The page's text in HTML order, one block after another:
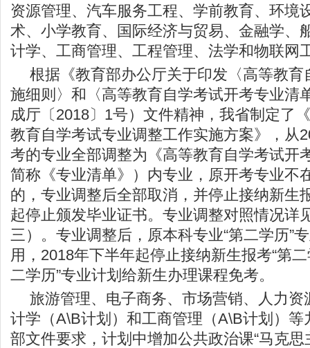
资源管理、汽车服务工程、学前教育、环境
术、小学教育、国际经济与贸易、金融学、
计学、工商管理、工程管理、法学和物联网
根据《教育部办公厅关于印发〈高等教育
施细则〉和〈高等教育自学考试开考专业清
成厅〔2018〕1号）文件精神，我省制定了
教育自学考试专业调整工作实施方案》，从
考的专业全部调整为《高等教育自学考试开
简称《专业清单》）内专业，原开考专业不
的，专业调整后全部取消，并停止接纳新生
起停止颁发毕业证书。专业调整对照情况详
三）。专业调整后，原本科专业“第二学历”
用，2018年下半年起停止接纳新生报考“第
二学历”专业计划给新生办理课程免考。
旅游管理、电子商务、市场营销、人力资
计学（A\B计划）和工商管理（A\B计划）等
部文件要求，计划中增加公共政治课“马克